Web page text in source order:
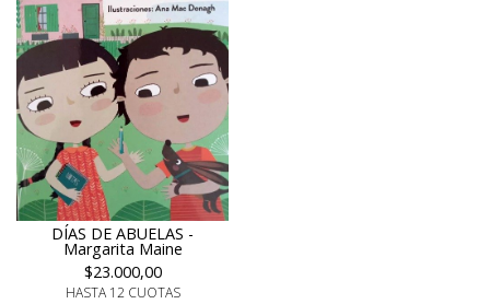
DÍAS DE ABUELAS -
Margarita Maine
$23.000,00
HASTA 12 CUOTAS